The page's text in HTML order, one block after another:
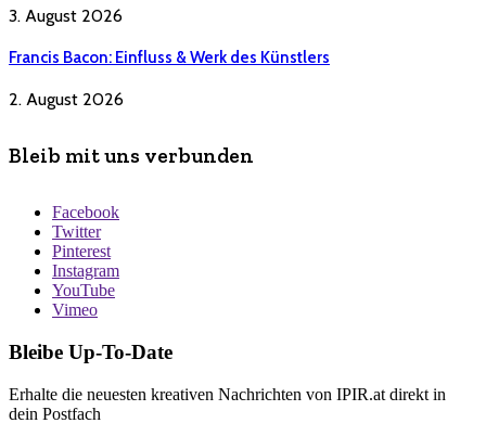
3. August 2026
Francis Bacon: Einfluss & Werk des Künstlers
2. August 2026
Bleib mit uns verbunden
Facebook
Twitter
Pinterest
Instagram
YouTube
Vimeo
Bleibe Up-To-Date
Erhalte die neuesten kreativen Nachrichten von IPIR.at direkt in
dein Postfach